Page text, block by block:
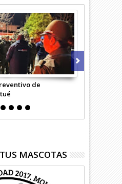
de
MASCOTAS